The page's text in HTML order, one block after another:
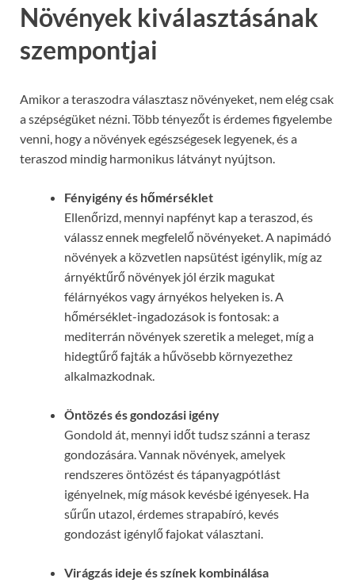
Növények kiválasztásának
szempontjai
Amikor a teraszodra választasz növényeket, nem elég csak
a szépségüket nézni. Több tényezőt is érdemes figyelembe
venni, hogy a növények egészségesek legyenek, és a
teraszod mindig harmonikus látványt nyújtson.
Fényigény és hőmérséklet
Ellenőrizd, mennyi napfényt kap a teraszod, és
válassz ennek megfelelő növényeket. A napimádó
növények a közvetlen napsütést igénylik, míg az
árnyéktűrő növények jól érzik magukat
félárnyékos vagy árnyékos helyeken is. A
hőmérséklet-ingadozások is fontosak: a
mediterrán növények szeretik a meleget, míg a
hidegtűrő fajták a hűvösebb környezethez
alkalmazkodnak.
Öntözés és gondozási igény
Gondold át, mennyi időt tudsz szánni a terasz
gondozására. Vannak növények, amelyek
rendszeres öntözést és tápanyagpótlást
igényelnek, míg mások kevésbé igényesek. Ha
sűrűn utazol, érdemes strapabíró, kevés
gondozást igénylő fajokat választani.
Virágzás ideje és színek kombinálása